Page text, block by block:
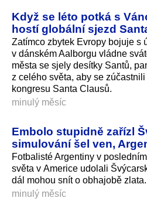
Když se léto potká s
hostí globální sjezd
Zatímco zbytek Evropy bojuje s
v dánském Aalborgu vládne
města se sjely desítky Santů,
z celého světa, aby se
kongresu Santa Clausů.
minulý měsíc
Embolo stupidně zařízl
simulování šel ven,
Fotbalisté Argentiny v
světa v Americe udolali
dál mohou snít o obhajobě zlata.
minulý měsíc